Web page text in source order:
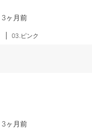
3ヶ月前
03.ピンク
3ヶ月前